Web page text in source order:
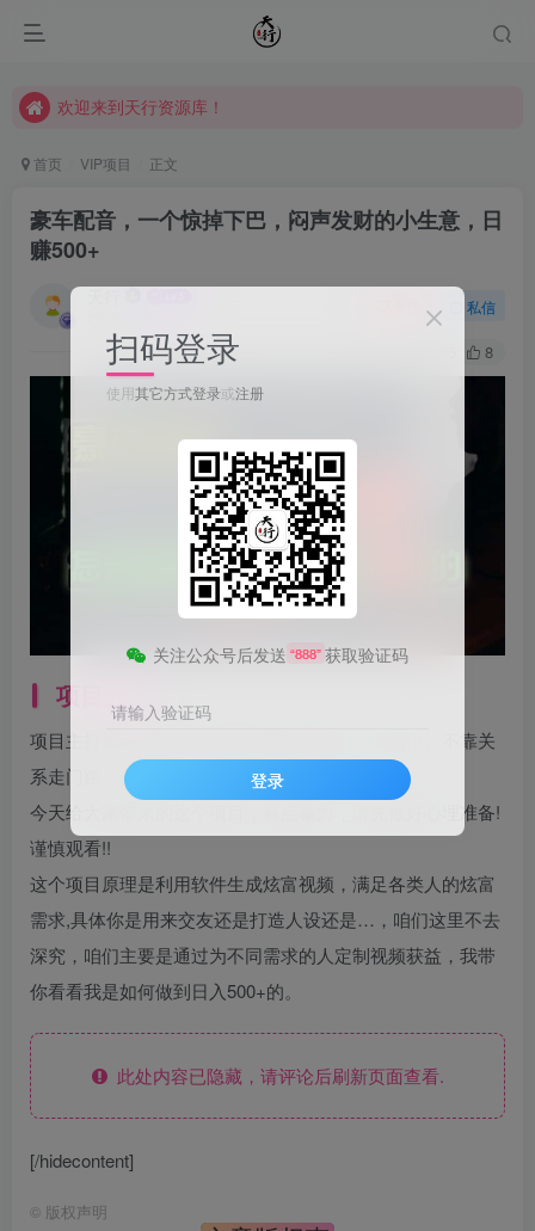
欢迎来到天行资源库！
首页 VIP项目 正文
豪车配音，一个惊掉下巴，闷声发财的小生意，日
赚500+
私信
8
项目介绍
项目主打简单、暴力、易操作、可复制，单人可做、不靠关
系走门路、不重投资、可复制放大!
今天给大家带来的这个项目，有点暴力，请先做好心理准备!
谨慎观看!!
这个项目原理是利用软件生成炫富视频，满足各类人的炫富
需求,具体你是用来交友还是打造人设还是…，咱们这里不去
深究，咱们主要是通过为不同需求的人定制视频获益，我带
你看看我是如何做到日入500+的。
此处内容已隐藏，请评论后刷新页面查看.
[/hidecontent]
© 版权声明
扫码登录
使用其它方式登录或注册
关注公众号后发送 “888” 获取验证码
请输入验证码
登录